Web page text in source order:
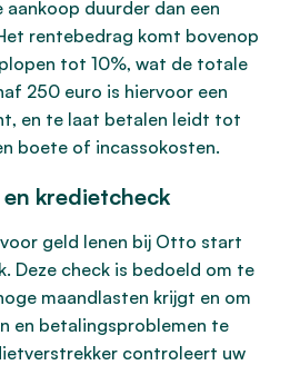
duurder dan een
rentebedrag komt bovenop
tot 10%, wat de totale
250 euro is hiervoor een
en te laat betalen leidt tot
boete of incassokosten.
kredietcheck
geld lenen bij Otto start
Deze check is bedoeld om te
maandlasten krijgt en om
en betalingsproblemen te
controleert uw